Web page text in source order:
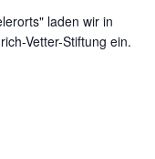
laden wir in
Vetter-Stiftung ein.